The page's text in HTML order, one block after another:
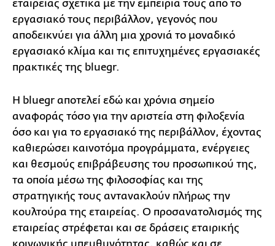
εταιρείας σχετικά με την εμπειρία τους από το
εργασιακό τους περιβάλλον, γεγονός που
αποδεικνύει για άλλη μια χρονιά το μοναδικό
εργασιακό κλίμα και τις επιτυχημένες εργασιακές
πρακτικές της bluegr.
Η bluegr αποτελεί εδώ και χρόνια σημείο
αναφοράς τόσο για την αριστεία στη φιλοξενία
όσο και για το εργασιακό της περιβάλλον, έχοντας
καθιερώσει καινοτόμα προγράμματα, ενέργειες
και θεσμούς επιβράβευσης του προσωπικού της,
τα οποία μέσω της φιλοσοφίας και της
στρατηγικής τους αντανακλούν πλήρως την
κουλτούρα της εταιρείας. Ο προσανατολισμός της
εταιρείας στρέφεται και σε δράσεις εταιρικής
κοινωνικής υπευθυνότητας, καθώς και σε